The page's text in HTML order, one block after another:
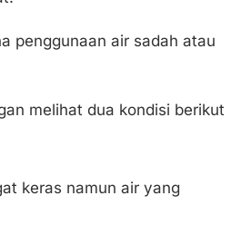
penggunaan air sadah atau
melihat dua kondisi berikut
keras namun air yang